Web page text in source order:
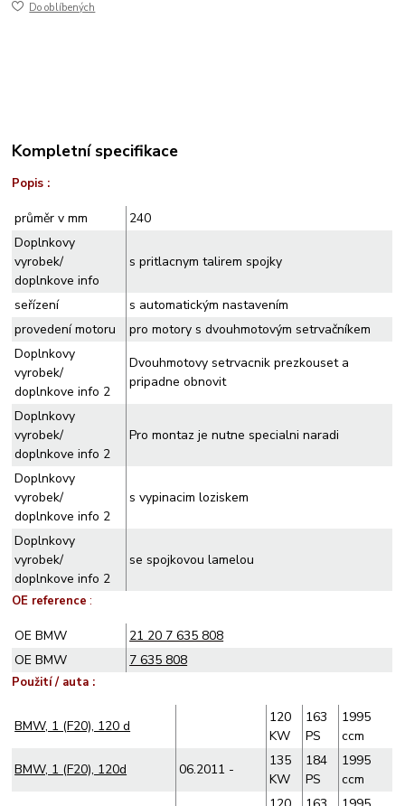
Do oblíbených
Kompletní specifikace
Popis :
průměr v mm
240
Doplnkovy
vyrobek/
doplnkove info
s pritlacnym talirem spojky
seřízení
s automatickým nastavením
provedení motoru
pro motory s dvouhmotovým setrvačníkem
Doplnkovy
vyrobek/
doplnkove info 2
Dvouhmotovy setrvacnik prezkouset a
pripadne obnovit
Doplnkovy
vyrobek/
doplnkove info 2
Pro montaz je nutne specialni naradi
Doplnkovy
vyrobek/
doplnkove info 2
s vypinacim loziskem
Doplnkovy
vyrobek/
doplnkove info 2
se spojkovou lamelou
OE reference :
OE BMW
21 20 7 635 808
OE BMW
7 635 808
Použití / auta :
BMW, 1 (F20), 120 d
120
KW
163
PS
1995
ccm
BMW, 1 (F20), 120d
06.2011 -
135
KW
184
PS
1995
ccm